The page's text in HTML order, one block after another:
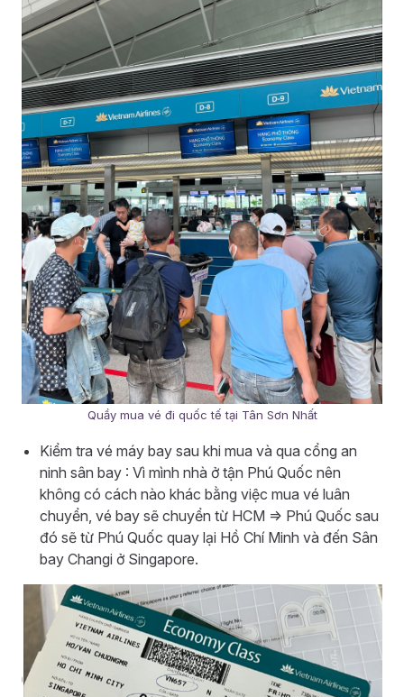
Quầy mua vé đi quốc tế tại Tân Sơn Nhất
Kiểm tra vé máy bay sau khi mua và qua cổng an
ninh sân bay : Vì mình nhà ở tận Phú Quốc nên
không có cách nào khác bằng việc mua vé luân
chuyển, vé bay sẽ chuyển từ HCM => Phú Quốc sau
đó sẽ từ Phú Quốc quay lại Hồ Chí Minh và đến Sân
bay Changi ở Singapore.